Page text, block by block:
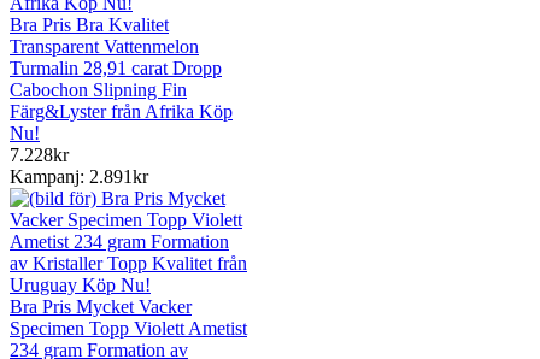
Bra Pris Bra Kvalitet
Transparent Vattenmelon
Turmalin 28,91 carat Dropp
Cabochon Slipning Fin
Färg&Lyster från Afrika Köp
Nu!
7.228kr
Kampanj: 2.891kr
Bra Pris Mycket Vacker
Specimen Topp Violett Ametist
234 gram Formation av